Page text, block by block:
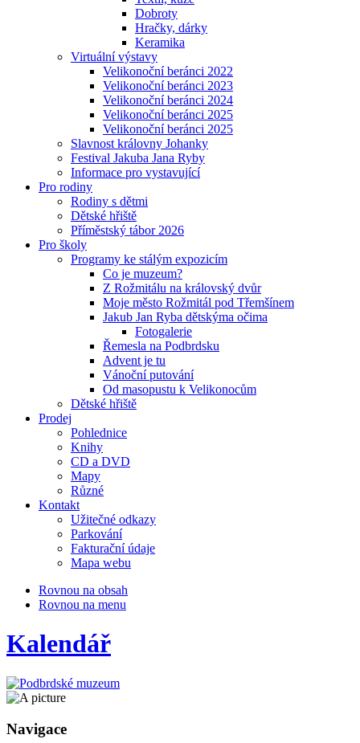
Dobroty
Hračky, dárky
Keramika
Virtuální výstavy
Velikonoční beránci 2022
Velikonoční beránci 2023
Velikonoční beránci 2024
Velikonoční beránci 2025
Velikonoční beránci 2025
Slavnost královny Johanky
Festival Jakuba Jana Ryby
Informace pro vystavující
Pro rodiny
Rodiny s dětmi
Dětské hřiště
Příměstský tábor 2026
Pro školy
Programy ke stálým expozicím
Co je muzeum?
Z Rožmitálu na královský dvůr
Moje město Rožmitál pod Třemšínem
Jakub Jan Ryba dětskýma očima
Fotogalerie
Řemesla na Podbrdsku
Advent je tu
Vánoční putování
Od masopustu k Velikonocům
Dětské hřiště
Prodej
Pohlednice
Knihy
CD a DVD
Mapy
Různé
Kontakt
Užitečné odkazy
Parkování
Fakturační údaje
Mapa webu
Rovnou na obsah
Rovnou na menu
Kalendář
Navigace